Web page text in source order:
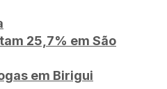
25,7% em São
em Birigui